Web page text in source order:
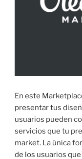
En este
presentar tus
usuarios pueden
servicios que tu
market. La única
de los usuarios